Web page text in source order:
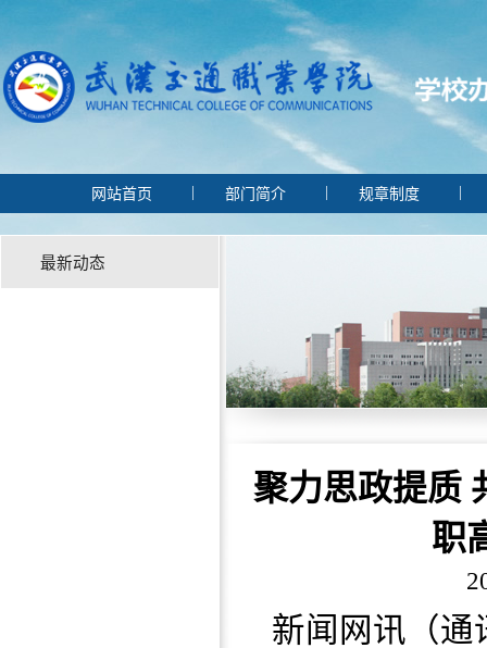
网站首页 部门简介 规章制度
最新动态
聚力思政提质
职
新闻网讯（通